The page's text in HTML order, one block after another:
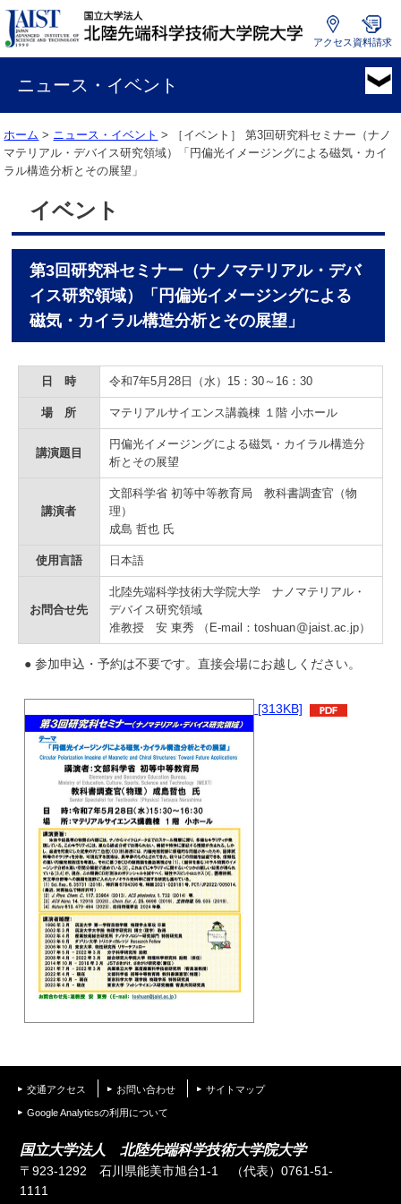
国
学
法
人
北
端
アクセス 資料請求
ニュース・イベント
ホーム > ニュース・イベント > ［イベント］第3回研究科セミナー（ナノ
マテリアル・デバイス研究領域）「円偏光イメージングによる磁気・カイ
ラル構造分析とその展望」
イベント
第3回研究科セミナー（ナノマテリアル・デバ
イス研究領域）「円偏光イメージングによる
磁気・カイラル構造分析とその展望」
日 時 令和7年5月28日（水）15：30～16：30
場 所 マテリアルサイエンス講義棟 １階 小ホール
講演題目
円偏光イメージングによる磁気・カイラル構造分
析とその展望
講演者
文部科学省 初等中等教育局 教科書調査官（物
理）
成島 哲也 氏
使用言語 日本語
お問合せ先
北陸先端科学技術大学院大学 ナノマテリアル・
デバイス研究領域
准教授 安 東秀 （E-mail：toshuan
jaist.ac.jp）
● 参加申込・予約は不要です。直接会場にお越しください。
[313KB]
交通アクセス お問い合わせ サイトマップ
Google Analyticsの利用について
国立大学法人 北陸先端科学技術大学院大学
〒923-1292 石川県能美市旭台1-1
（代表）0761-51-
1111